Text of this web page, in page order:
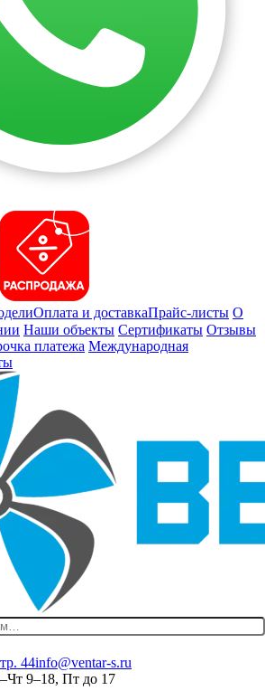
Оплата и доставкаПрайс-листы О
Наши объекты Сертификаты Отзывы
платежа Международная
44info@ventar-s.ru
9–18, Пт до 17